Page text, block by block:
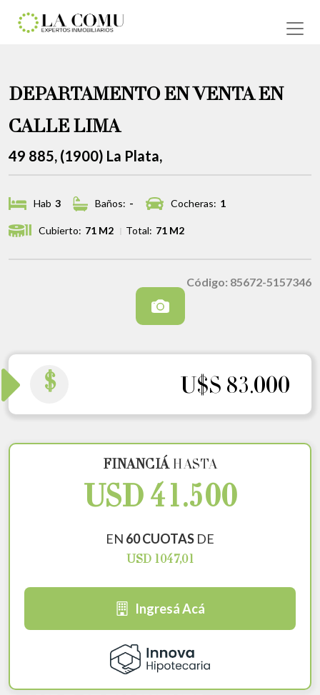
DEPARTAMENTO EN VENTA EN
CALLE LIMA
49 885, (1900) La Plata,
Hab 3 Baños: - Cocheras: 1
Cubierto: 71 M2 Total: 71 M2
Código: 85672-5157346
$ U$S 83.000
FINANCIÁHASTA
USD 41.500
EN 60 CUOTAS DE
USD 1047,01
Ingresá Acá